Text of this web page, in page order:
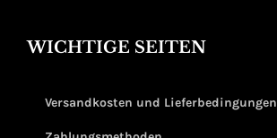
WICHTIGE SEITEN
Versandkosten und Lieferbedingungen